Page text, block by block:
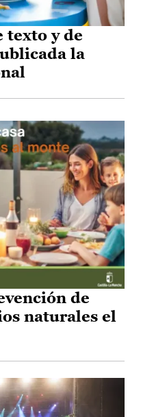
texto y de
la
de
naturales el